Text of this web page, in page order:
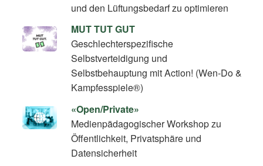
und den Lüftungsbedarf zu optimieren
MUT TUT GUT
Geschlechterspezifische
Selbstverteidigung und
Selbstbehauptung mit Action! (Wen-Do &
Kampfesspiele®)
«Open/Private»
Medienpädagogischer Workshop zu
Öffentlichkeit, Privatsphäre und
Datensicherheit